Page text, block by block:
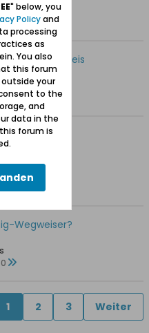
Kreis
(Montag
Wegweiser?
1 2 3 Weiter
" below, you
Policyand
processing
as
You also
this forum
your
to the
and
data in the
forum is